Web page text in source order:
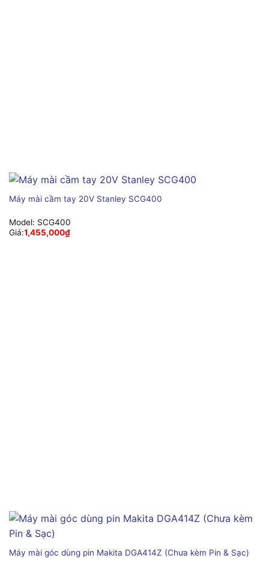
Máy mài cầm tay 20V Stanley SCG400
Model: SCG400
Giá:1,455,000₫
Máy mài góc dùng pin Makita DGA414Z (Chưa kèm Pin & Sạc)